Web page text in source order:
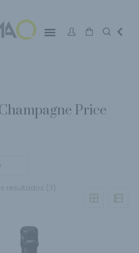
Price
resultados (3)